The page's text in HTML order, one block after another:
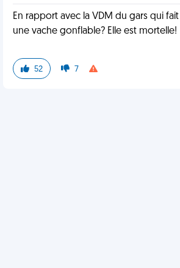
En rapport avec la VDM du gars qui
une vache gonflable? Elle est mortelle!
52 7